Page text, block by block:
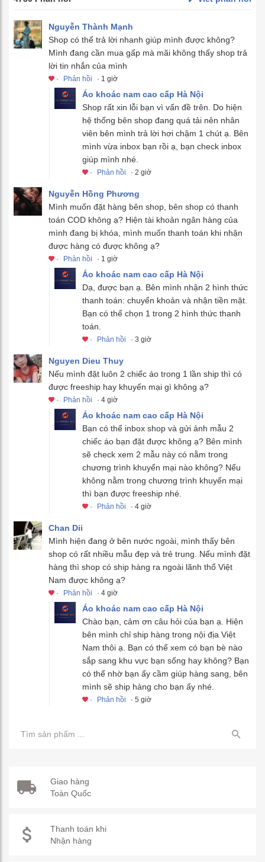
Nguyễn Thành Mạnh
Shop có thể trả lời nhanh giúp mình được không?
Mình đang cần mua gấp mà mãi không thấy shop trả
lời tin nhắn của mình
· Phản hồi · 1 giờ
Áo khoác nam cao cấp Hà Nội
Shop rất xin lỗi bạn vì vấn đề trên. Do hiện
hệ thống bên shop đang quá tải nên nhân
viên bên mình trả lời hơi chậm 1 chút ạ. Bên
mình vừa inbox bạn rồi ạ, bạn check inbox
giúp mình nhé.
· Phản hồi · 2 giờ
Nguyễn Hồng Phương
Mình muốn đặt hàng bên shop, bên shop có thanh
toán COD không ạ? Hiện tài khoản ngân hàng của
mình đang bị khóa, mình muốn thanh toán khi nhận
được hàng có được không ạ?
· Phản hồi · 1 giờ
Áo khoác nam cao cấp Hà Nội
Dạ, được bạn ạ. Bên mình nhận 2 hình thức
thanh toán: chuyển khoản và nhận tiền mặt.
Bạn có thể chọn 1 trong 2 hình thức thanh
toán.
· Phản hồi · 3 giờ
Nguyen Dieu Thuy
Nếu mình đặt luôn 2 chiếc áo trong 1 lần ship thì có
được freeship hay khuyến mại gì không ạ?
· Phản hồi · 4 giờ
Áo khoác nam cao cấp Hà Nội
Bạn có thể inbox shop và gửi ảnh mẫu 2
chiếc áo bạn đặt được không ạ? Bên mình
sẽ check xem 2 mẫu này có nằm trong
chương trình khuyến mại nào không? Nếu
không nằm trong chương trình khuyến mại
thì bạn được freeship nhé.
· Phản hồi · 4 giờ
Chan Dii
Mình hiện đang ở bên nước ngoài, mình thấy bên
shop có rất nhiều mẫu đẹp và trẻ trung. Nếu mình đặt
hàng thì shop có ship hàng ra ngoài lãnh thổ Việt
Nam được không ạ?
· Phản hồi · 4 giờ
Áo khoác nam cao cấp Hà Nội
Chào bạn, cảm ơn câu hỏi của bạn ạ. Hiện
bên mình chỉ ship hàng trong nội địa Việt
Nam thôi ạ. Bạn có thể xem có bạn bè nào
sắp sang khu vực bạn sống hay không? Bạn
có thể nhờ bạn ấy cầm giúp hàng sang, bên
mình sẽ ship hàng cho bạn ấy nhé.
· Phản hồi · 5 giờ
Giao hàng
Toàn Quốc
Thanh toán khi
Nhận hàng